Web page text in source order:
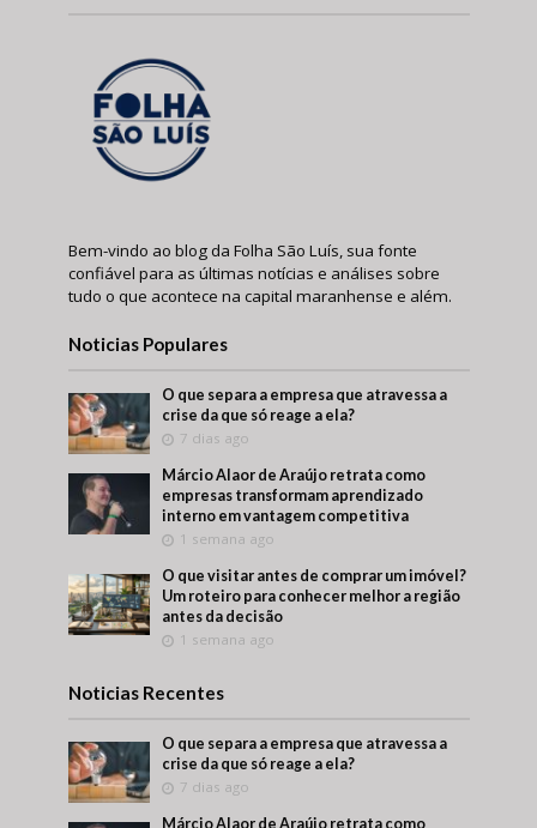
Bem-vindo ao blog da Folha São Luís, sua fonte
confiável para as últimas notícias e análises sobre
tudo o que acontece na capital maranhense e além.
Noticias Populares
O que separa a empresa que atravessa a
crise da que só reage a ela?
7 dias ago
Márcio Alaor de Araújo retrata como
empresas transformam aprendizado
interno em vantagem competitiva
1 semana ago
O que visitar antes de comprar um imóvel?
Um roteiro para conhecer melhor a região
antes da decisão
1 semana ago
Noticias Recentes
O que separa a empresa que atravessa a
crise da que só reage a ela?
7 dias ago
Márcio Alaor de Araújo retrata como